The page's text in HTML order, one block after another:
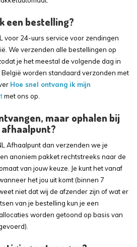
een bestelling?
voor 24-uurs service voor zendingen
We verzenden alle bestellingen op
je het meestal de volgende dag in
worden standaard verzonden met
Hoe snel ontvang ik mijn
met ons op.
maar ophalen bij
afhaalpunt?
Afhaalpunt dan verzenden we je
anoniem pakket rechtstreeks naar de
van jouw keuze. Je kunt het vanaf
het jou uit komt (binnen 7
niet dat wij de afzender zijn of wat er
van je bestelling kun je een
worden getoond op basis van